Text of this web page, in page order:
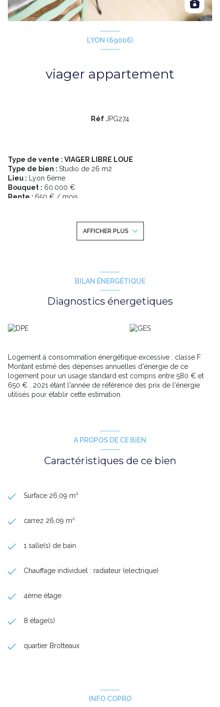
LYON (69006)
viager appartement
Réf JPG274
Type de vente : VIAGER LIBRE LOUE
Type de bien : Studio de 26 m2
Lieu : Lyon 6ème
Bouquet : 60.000 €
Rente : 650 € / mois
154.500 €
Droits d’enregistrement:12 600 € (à titre indicatif)
Que ce soit pour de l'investissement locatif ou à terme pour se
loger, ce studio fonctionnel et idéalement situé, vous
enchantera par sa luminosité et tranquillité. La vue dégagée
surplombant le parc intérieur de la copropriété est un avant
gout de l'espace qu'offre le parc de la Tête d'Or qui se trouve à
Il s'agit d'un logement au 4e étage dans un immeuble sur 8
immobilière Rochat Viagers.
Logement à consommation énergétique excessive classe F
A ce sujet, nous avons des solutions pour améliorer le DPE et
pouvoir louer le bien dans des conditions optimales.
AFFICHER PLUS
BILAN ÉNERGÉTIQUE
Diagnostics énergetiques
Logement à consommation énergétique excessive : classe F
Montant estimé des dépenses annuelles d'énergie de ce
logement pour un usage standard est compris entre 580 € et
650 € . 2021 étant l'année de référence des prix de l'énergie
utilisés pour établir cette estimation.
A PROPOS DE CE BIEN
Caractéristiques de ce bien
Surface 26,09 m²
carrez 26,09 m²
1 salle(s) de bain
Chauffage individuel : radiateur (electrique)
4ème étage
8 étage(s)
quartier Brotteaux
INFO COPRO